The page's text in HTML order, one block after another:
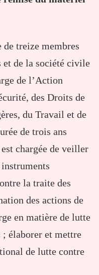
de treize membres
et de la société civile
de l’Action
des Droits de
du Travail et de
de trois ans
chargée de veiller
la traite des
des actions de
en matière de lutte
; élaborer et mettre
de lutte contre